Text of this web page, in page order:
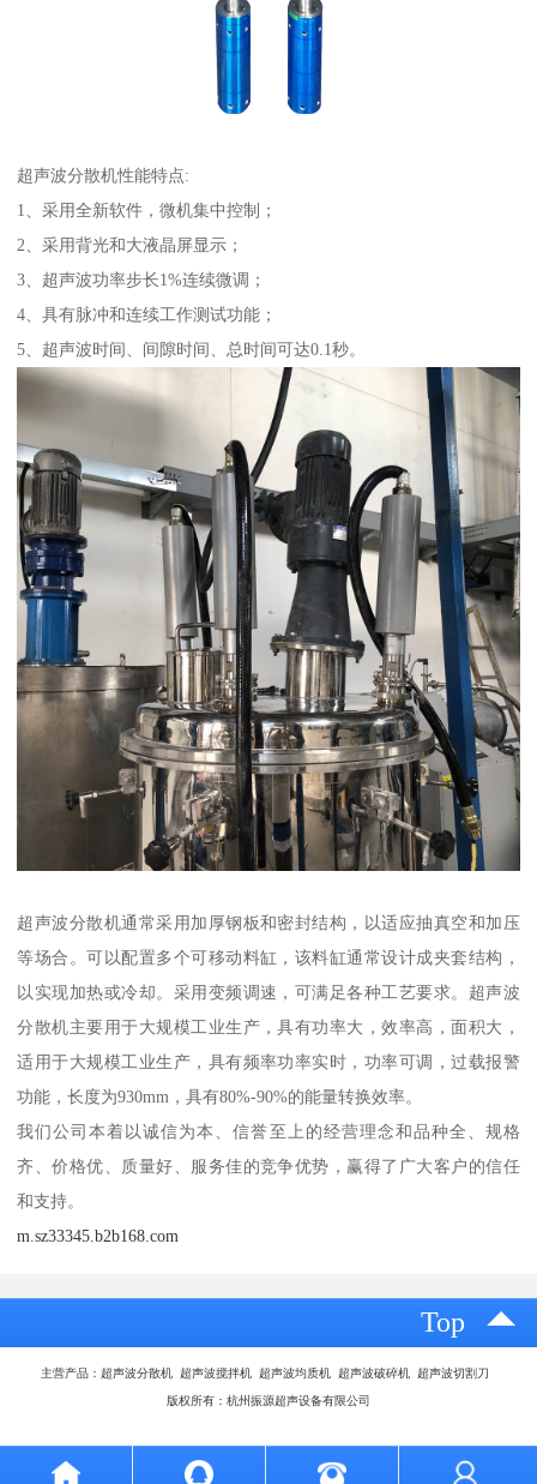
超声波分散机性能特点:
1、采用全新软件，微机集中控制；
2、采用背光和大液晶屏显示；
3、超声波功率步长1%连续微调；
4、具有脉冲和连续工作测试功能；
5、超声波时间、间隙时间、总时间可达0.1秒。
超声波分散机通常采用加厚钢板和密封结构，以适应抽真空和加压
等场合。可以配置多个可移动料缸，该料缸通常设计成夹套结构，
以实现加热或冷却。采用变频调速，可满足各种工艺要求。超声波
分散机主要用于大规模工业生产，具有功率大，效率高，面积大，
适用于大规模工业生产，具有频率功率实时，功率可调，过载报警
功能，长度为930mm，具有80%-90%的能量转换效率。
我们公司本着以诚信为本、信誉至上的经营理念和品种全、规格
齐、价格优、质量好、服务佳的竞争优势，赢得了广大客户的信任
和支持。
m.sz33345.b2b168.com
Top
主营产品：超声波分散机 超声波搅拌机 超声波均质机 超声波破碎机 超声波切割刀
版权所有：杭州振源超声设备有限公司